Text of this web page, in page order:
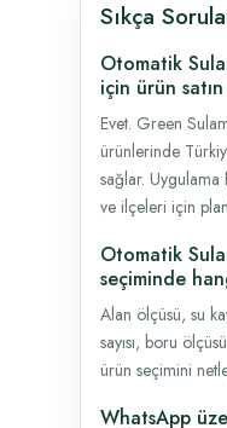
Sıkça
Otomatik
için ürün
Evet. Green
ürünlerinde
sağlar. Uygulama
ve ilçeleri için
Otomatik
seçiminde
Alan ölçüsü, su
sayısı, boru
ürün seçimini
WhatsApp